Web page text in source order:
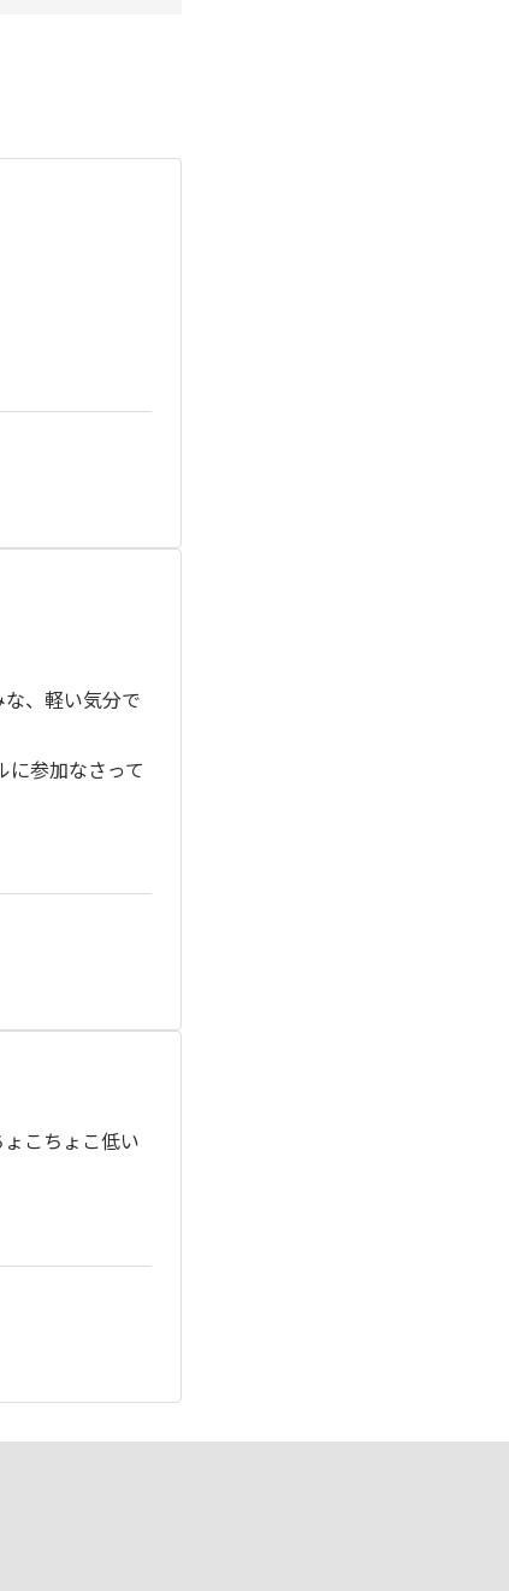
、軽い気分で
に参加なさって
こちょこ低い